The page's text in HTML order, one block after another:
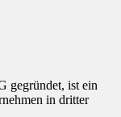
gegründet, ist ein
in dritter